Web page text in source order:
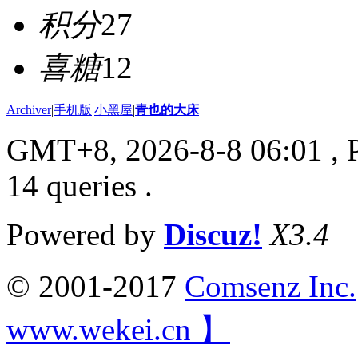
积分27
喜糖12
Archiver|手机版|小黑屋|青也的大床
GMT+8, 2026-8-8 06:01 ,
14 queries .
Powered by Discuz! X3.4
© 2001-2017 Comsenz Inc.
www.wekei.cn 】